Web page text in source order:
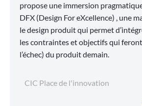
propose une immersion
DFX (Design For eXcellence) , une
le design produit qui permet
les contraintes et objectifs qui feront
l’échec) du produit demain.
CIC Place de l'innovation